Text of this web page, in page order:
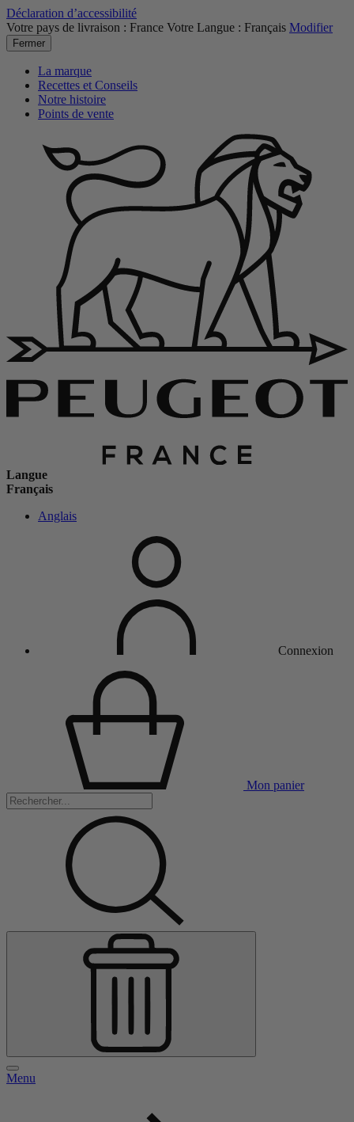
Déclaration d’accessibilité
Votre pays de livraison : France Votre Langue : Français Modifier
Fermer
La marque
Recettes et Conseils
Notre histoire
Points de vente
Langue
Français
Anglais
Connexion
Mon panier
Menu